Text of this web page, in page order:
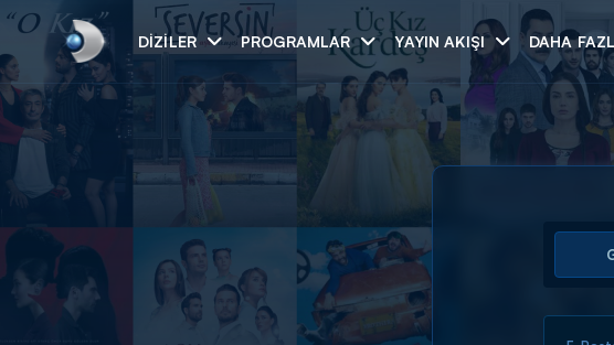
DIZILER PROGRAMLAR YAYIN AKIŞI DAHA
Arama